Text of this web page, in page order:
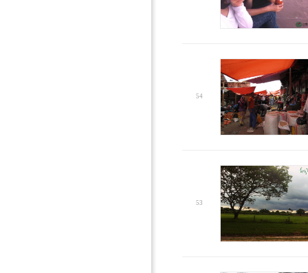
54
53